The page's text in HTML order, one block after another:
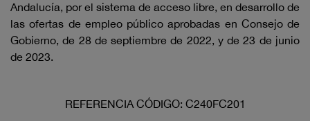
Andalucía, por el sistema de acceso libre, en desarrollo de
las ofertas de empleo público aprobadas en Consejo de
Gobierno, de 28 de septiembre de 2022, y de 23 de junio
de 2023.
REFERENCIA CÓDIGO: C240FC201